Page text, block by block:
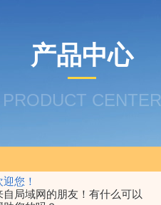
迎您！
自局域网的朋友！有什么可以
产品中心
PRODUCT CENTER